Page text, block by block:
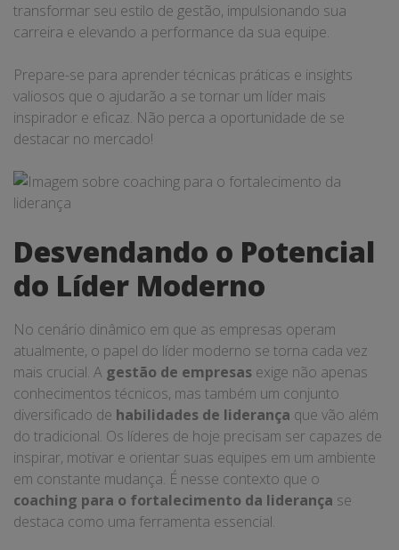
transformar seu estilo de gestão, impulsionando sua
carreira e elevando a performance da sua equipe.
Prepare-se para aprender técnicas práticas e insights
valiosos que o ajudarão a se tornar um líder mais
inspirador e eficaz. Não perca a oportunidade de se
destacar no mercado!
Desvendando o Potencial
do Líder Moderno
No cenário dinâmico em que as empresas operam
atualmente, o papel do líder moderno se torna cada vez
mais crucial. A gestão de empresas exige não apenas
conhecimentos técnicos, mas também um conjunto
diversificado de habilidades de liderança que vão além
do tradicional. Os líderes de hoje precisam ser capazes de
inspirar, motivar e orientar suas equipes em um ambiente
em constante mudança. É nesse contexto que o
coaching para o fortalecimento da liderança se
destaca como uma ferramenta essencial.